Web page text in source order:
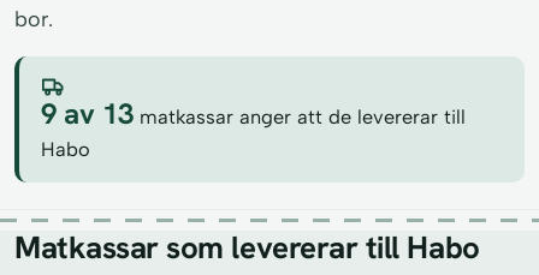
bor.
9 av 13 matkassar anger att de levererar till
Habo
Matkassar som levererar till Habo